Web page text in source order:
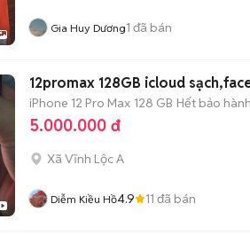
Gia Huy Dương1 đã bán
12promax 128GB icloud
iPhone 12 Pro Max 128 GB Hết bảo hành
5.000.000 đ
Xã Vĩnh Lộc A
Diễm Kiều Hồ4.9 11 đã bán